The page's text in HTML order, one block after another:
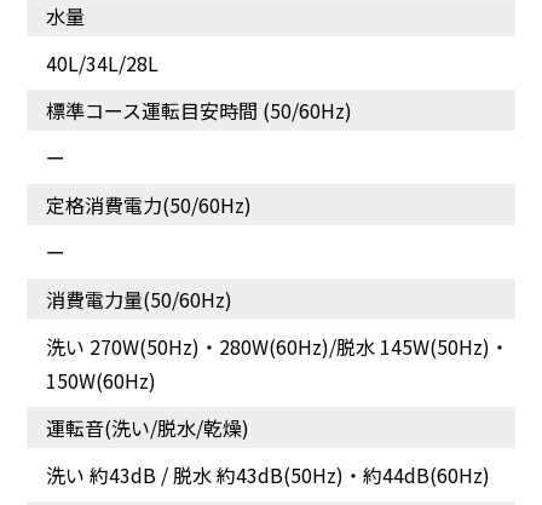
水量
40L/34L/28L
標準コース運転目安時間 (50/60Hz)
ー
定格消費電力(50/60Hz)
ー
消費電力量(50/60Hz)
洗い 270W(50Hz)・280W(60Hz)/脱水 145W(50Hz)・
150W(60Hz)
運転音(洗い/脱水/乾燥)
洗い 約43dB / 脱水 約43dB(50Hz)・約44dB(60Hz)